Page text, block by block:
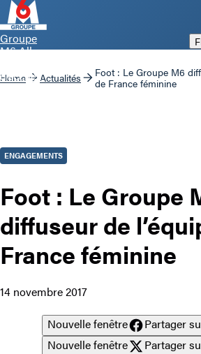
Groupe
M6 Aller
d’accueil
Home Actualités
Foot : Le Groupe M6
de France féminine
ENGAGEMENTS
Foot : Le Groupe
diffuseur de
France féminine
14 novembre 2017
Nouvelle fenêtre
Partager
Nouvelle fenêtre
Partager